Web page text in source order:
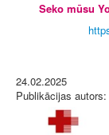
Seko mūsu
24.02.2025
Publikācijas autors: